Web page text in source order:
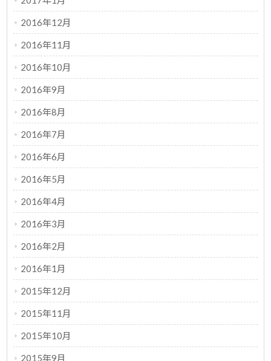
2016年12月
2016年11月
2016年10月
2016年9月
2016年8月
2016年7月
2016年6月
2016年5月
2016年4月
2016年3月
2016年2月
2016年1月
2015年12月
2015年11月
2015年10月
2015年9月